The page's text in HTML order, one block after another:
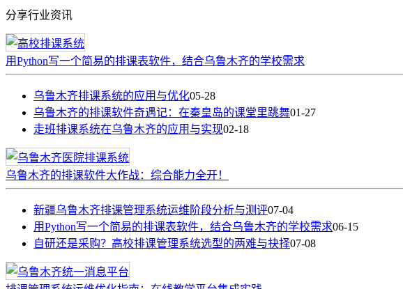
分享行业资讯
用Python写一个简易的排课表软件，结合乌鲁木齐的学校需求
乌鲁木齐排课系统的应用与优化05-28
乌鲁木齐的排课软件奇遇记：在秦皇岛的课堂里跳舞01-27
走班排课系统在乌鲁木齐的应用与实现02-18
乌鲁木齐的排课软件大作战：综合能力全开！
新疆乌鲁木齐排课管理系统运维阶段分析与测评07-04
用Python写一个简易的排课表软件，结合乌鲁木齐的学校需求06-15
自研还是采购？高校排课管理系统选型的两难与抉择07-08